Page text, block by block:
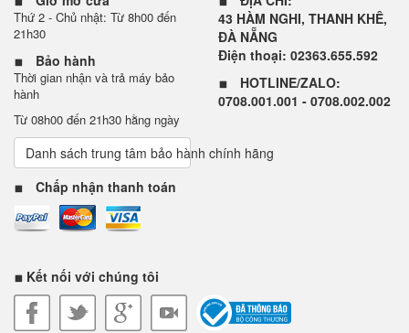
Thứ 2 - Chủ nhật: Từ 8h00 đến
21h30
Bảo hành
Thời gian nhận và trả máy bảo
hành
Từ 08h00 đến 21h30 hằng ngày
Danh sách trung tâm bảo hành chính hãng
Chấp nhận thanh toán
43 HÀM NGHI, THANH KHÊ,
ĐÀ NẴNG
Điện thoại: 02363.655.592
HOTLINE/ZALO:
0708.001.001 - 0708.002.002
Kết nối với chúng tôi